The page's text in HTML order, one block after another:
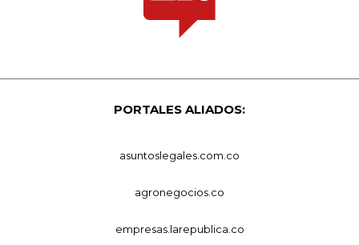
PORTALES ALIADOS:
asuntoslegales.com.co
agronegocios.co
empresas.larepublica.co